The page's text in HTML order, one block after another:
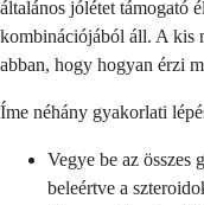
általános jólétet támogató
kombinációjából áll. A kis
abban, hogy hogyan érzi
Íme néhány gyakorlati
Vegye be az összes
beleértve a